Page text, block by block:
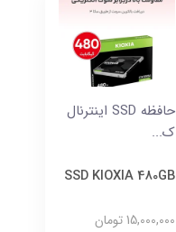
حافظه SSD اینترنال
ک...
SSD KIOXIA 480GB
15,000,000 تومان